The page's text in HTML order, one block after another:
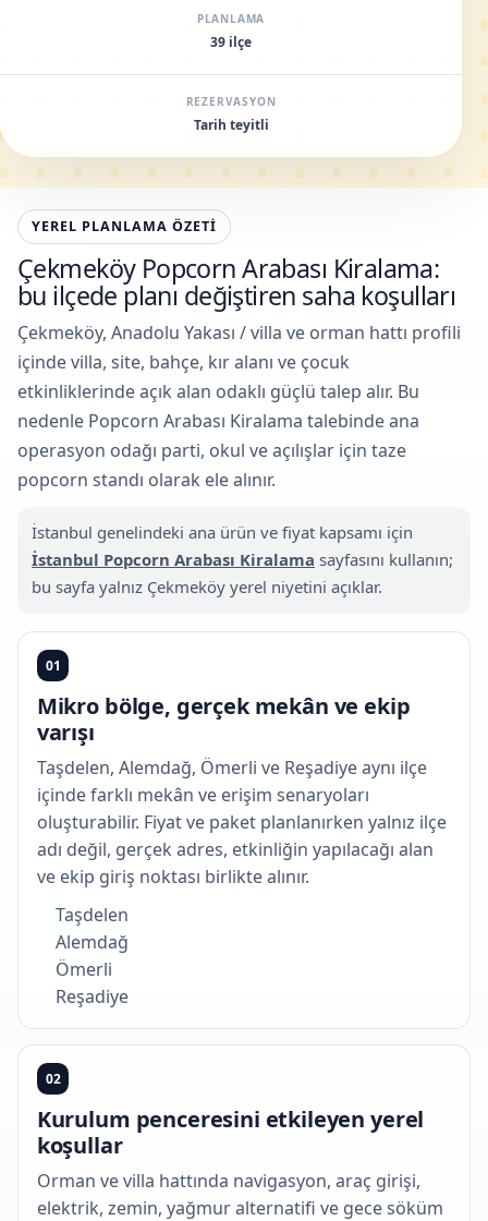
PLANLAMA
39 ilçe
REZERVASYON
Tarih teyitli
YEREL PLANLAMA ÖZETI
Çekmeköy Popcorn Arabası Kiralama:
bu ilçede planı değiştiren saha koşulları
Çekmeköy, Anadolu Yakası / villa ve orman hattı profili
içinde villa, site, bahçe, kır alanı ve çocuk
etkinliklerinde açık alan odaklı güçlü talep alır. Bu
nedenle Popcorn Arabası Kiralama talebinde ana
operasyon odağı parti, okul ve açılışlar için taze
popcorn standı olarak ele alınır.
İstanbul genelindeki ana ürün ve fiyat kapsamı için
İstanbul Popcorn Arabası Kiralama sayfasını kullanın;
bu sayfa yalnız Çekmeköy yerel niyetini açıklar.
01
Mikro bölge, gerçek mekân ve ekip
varışı
Taşdelen, Alemdağ, Ömerli ve Reşadiye aynı ilçe
içinde farklı mekân ve erişim senaryoları
oluşturabilir. Fiyat ve paket planlanırken yalnız ilçe
adı değil, gerçek adres, etkinliğin yapılacağı alan
ve ekip giriş noktası birlikte alınır.
Taşdelen
Alemdağ
Ömerli
Reşadiye
02
Kurulum penceresini etkileyen yerel
koşullar
Orman ve villa hattında navigasyon, araç girişi,
elektrik, zemin, yağmur alternatifi ve gece söküm